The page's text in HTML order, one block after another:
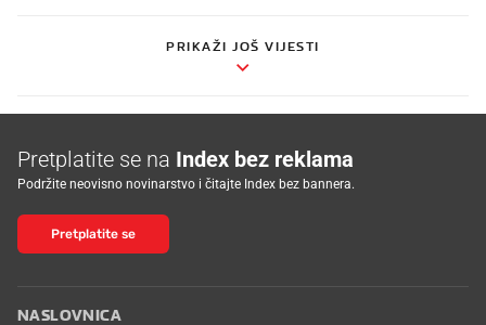
PRIKAŽI JOŠ VIJESTI
Pretplatite se na Index bez reklama
Podržite neovisno novinarstvo i čitajte Index bez bannera.
Pretplatite se
NASLOVNICA